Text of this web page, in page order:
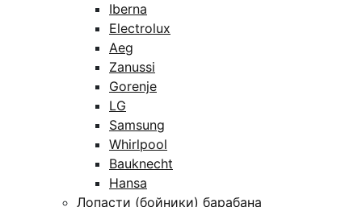
Iberna
Electrolux
Aeg
Zanussi
Gorenje
LG
Samsung
Whirlpool
Bauknecht
Hansa
Лопасти (бойники) барабана